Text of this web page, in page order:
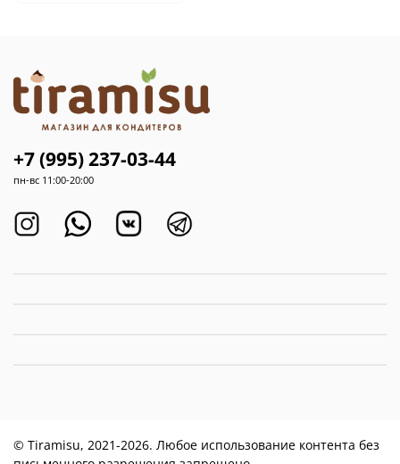
+7 (995) 237-03-44
пн-вс 11:00-20:00
© Tiramisu, 2021-2026. Любое использование контента без